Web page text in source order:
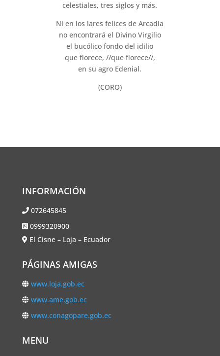
celestiales, tres siglos y más.
Ni en los lares felices de Arcadia
no encontrará el Divino Virgilio
el bucólico fondo del idilio
que florece, //que florece//,
en su agro Edenial.
(CORO)
INFORMACIÓN
072645845
0999320900
El Cisne – Loja – Ecuador
PÁGINAS AMIGAS
www.loja.gob.ec
www.ame.gob.ec
www.conagopare.gob.ec
MENU